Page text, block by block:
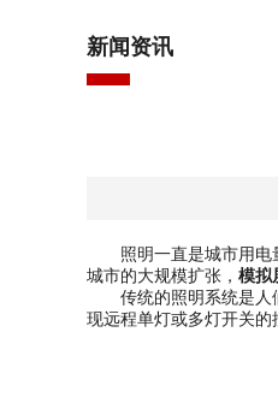
新闻资讯
照明一直是城市用电量
城市的大规模扩张， 模拟
传统的照明系统是人们
现远程单灯或多灯开关的